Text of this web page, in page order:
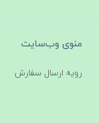
منوی وب‌سایت
رویه ارسال سفارش